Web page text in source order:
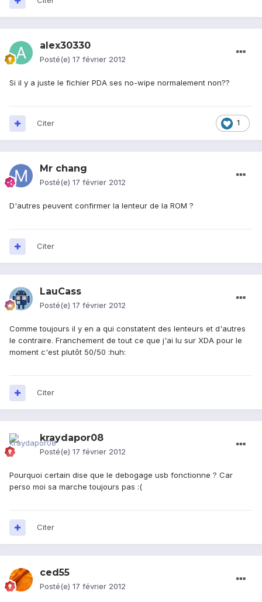
alex30330
Posté(e) 17 février 2012
Si il y a juste le fichier PDA ses no-wipe normalement non??
1
Citer
Mr chang
Posté(e) 17 février 2012
D'autres peuvent confirmer la lenteur de la ROM ?
Citer
LauCass
Posté(e) 17 février 2012
Comme toujours il y en a qui constatent des lenteurs et d'autres
le contraire. Franchement de tout ce que j'ai lu sur XDA pour le
moment c'est plutôt 50/50 :huh:
Citer
kraydapor08
Posté(e) 17 février 2012
Pourquoi certain dise que le debogage usb fonctionne ? Car
perso moi sa marche toujours pas :(
Citer
ced55
Posté(e) 17 février 2012